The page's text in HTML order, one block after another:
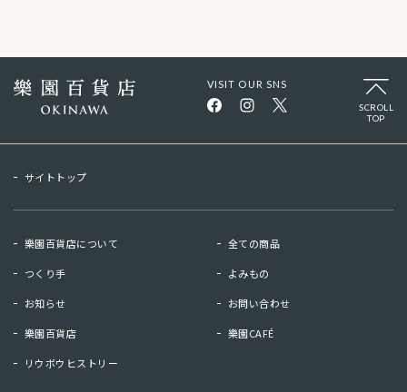
VISIT OUR SNS
SCROLL
TOP
サイトトップ
樂園百貨店について 全ての商品
つくり手 よみもの
お知らせ お問い合わせ
樂園百貨店 樂園CAFÉ
リウボウヒストリー